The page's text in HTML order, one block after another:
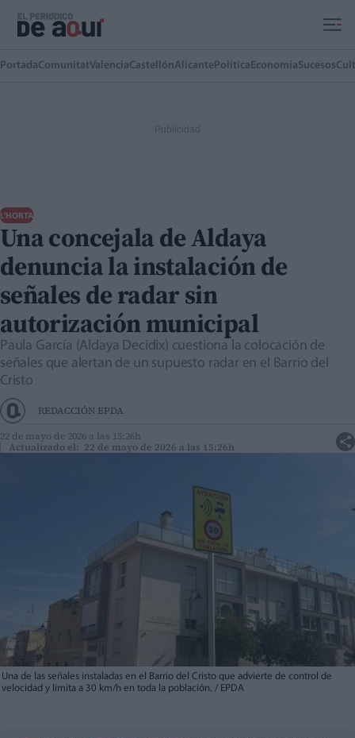
PortadaComunitatValenciaCastellónAlicante Política EconomíaSucesos
L'HORTA
Una concejala de Aldaya
denuncia la instalación de
señales de radar sin
autorización municipal
Paula García (Aldaya Decidix) cuestiona la colocación de
señales que alertan de un supuesto radar en el Barrio del
Cristo
REDACCIÓN EPDA
22 de mayo de 2026 a las 15:26h
Actualizado el: 22 de mayo de 2026 a las 15:26h
Una de las señales instaladas en el Barrio del Cristo que advierte de control de
velocidad y limita a 30 km/h en toda la población. / EPDA